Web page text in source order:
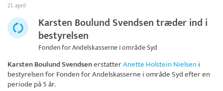
21. april
Karsten Boulund Svendsen træder ind i
bestyrelsen
Fonden for Andelskasserne i område Syd
Karsten Boulund SvendsenerstatterAnette Holstein Nielsen i
bestyrelsen forFonden for Andelskasserne i område Sydefter en
periode på 5 år.